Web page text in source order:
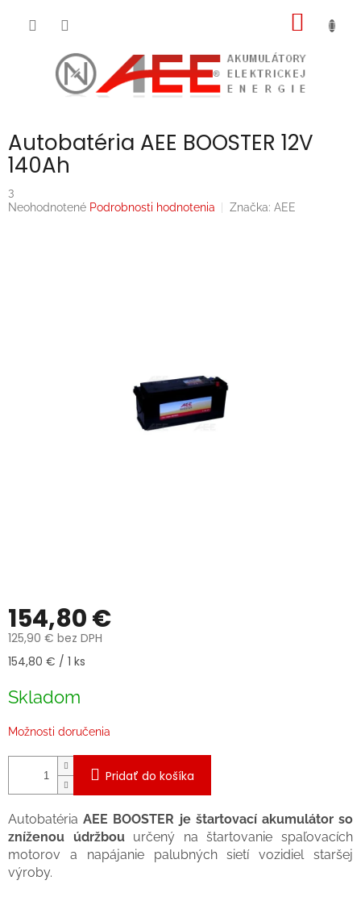
Autobatéria AEE BOOSTER 12V
140Ah
3
Priemerné
Neohodnotené Podrobnosti hodnotenia Značka: AEE
154,80 €
125,90 € bez DPH
Jednotková
154,80 € / 1 ks
Skladom
Možnosti doručenia
Pridať do košíka
AutobatériaAEE BOOSTER je štartovací akumulátor so
zníženou údržbouurčený na štartovanie spaľovacích
motorov a napájanie palubných sietí vozidiel staršej
výroby.